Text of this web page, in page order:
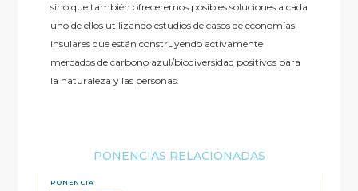
sino que también ofreceremos posibles soluciones a cada
uno de ellos utilizando estudios de casos de economías
insulares que están construyendo activamente
mercados de carbono azul/biodiversidad positivos para
la naturaleza y las personas.
PONENCIAS RELACIONADAS
PONENCIA